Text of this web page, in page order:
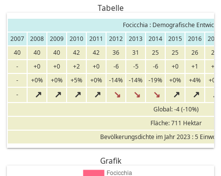
Tabelle
Focicchia : Demografische
2007
2008 2009 2010 2011 2012 2013 2014 2015 2016
40
40 40 42 42 36 31 25 25 26
26
-
+0 +0 +2 +0 -6 -5 -6 +0 +1
+0
-
+0% +0% +5% +0% -14% -14% -19% +0% +4%
+0%
-
↗ ↗ ↗ ↗ ↘ ↘ ↘ ↗ ↗ ↗
Global: -4 (-10%)
Fläche: 711 Hektar
Bevölkerungsdichte im Jahr 2023 : 5
Grafik